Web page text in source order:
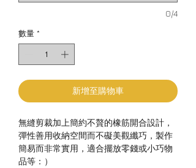
0/4
數量 *
新增至購物車
無縫剪裁加上簡約不贅的橡筋開合設計，
彈性善用收納空間而不礙美觀纖巧，製作
簡易而非常實用，適合擺放零錢或小巧物
品等：）